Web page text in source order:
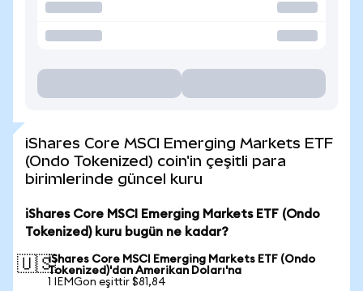
iShares Core MSCI Emerging Markets ETF
(Ondo Tokenized) coin'in çeşitli para
birimlerinde güncel kuru
iShares Core MSCI Emerging Markets ETF (Ondo
Tokenized) kuru bugün ne kadar?
🇺🇸iShares Core MSCI Emerging Markets ETF (Ondo
Tokenized)'dan Amerikan Doları'na
1 IEMGon eşittir $81,84